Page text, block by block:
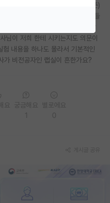
자기가 미리 제안서 (저희가 찾아준)
되서 제안서 써본적도 없는 학생들
... 선임 연구원 분이 시키지도 않
님이 저희 한테 시키는지도 의문이
내용을 하나도 몰라서 기본적인
가 비전공자인 랩실이 흔한가요?